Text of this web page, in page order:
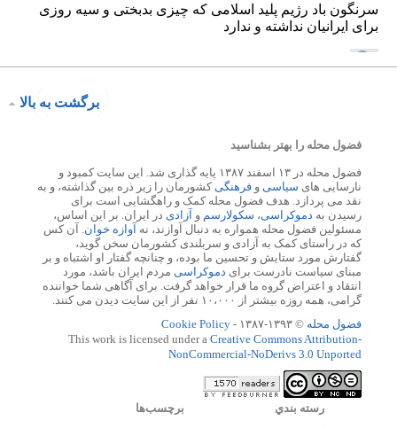
برگشت به بالا
فضول محله را بهتر بشناسید
فضول محله در ۱۳ اسفند ۱۳۸۷ پایه گذاری شد. این سایت کمبود و
نارسایی های سیاسی و فرهنگیکشورمان را زیر ذره بین گذاشته، و به
نقد می پردازد. هدف فضول محله کمک و راهگشایی است برای
رسیدن به دموکراسی، سکولارسم و آزادی در ایران. بر این اساس،
مسئولین فضول محله همواره به دنبال آوازند، نه آوازه خوان. آن کس
که در راستای کمک به آزادی و سربلندی کشورمان سخن گوید،
گفتارش مورد ستایش و تحسین ما بوده، و چنانچه گفتار او اشتباه و بر
مبنای سیاست نادرست برای دموکراسی مردم ایران باشد، مورد
انتقاد و اعتراض گروه ما قرار خواهد گرفت. برای آگاهی شما خواننده
گرامی، همه روزه بیشتر از ۱۰،۰۰۰ نفر از این سایت دیدن می کنند.
فضول محله © ۱۳۹۳-۱۳۸۷ -
Cookie Policy
This work is licensed under a Creative Commons Attribution-
NonCommercial-NoDerivs 3.0 Unported
رسته بندي برچسب‌ها